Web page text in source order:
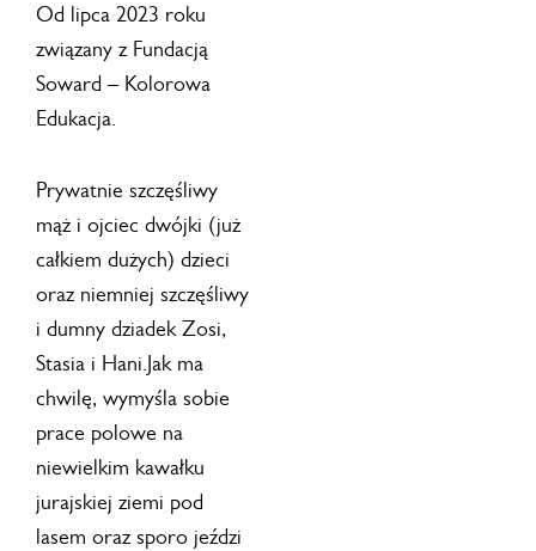
Od lipca 2023 roku
związany z Fundacją
Soward – Kolorowa
Edukacja.
Prywatnie szczęśliwy
mąż i ojciec dwójki (już
całkiem dużych) dzieci
oraz niemniej szczęśliwy
i dumny dziadek Zosi,
Stasia i Hani.Jak ma
chwilę, wymyśla sobie
prace polowe na
niewielkim kawałku
jurajskiej ziemi pod
lasem oraz sporo jeździ